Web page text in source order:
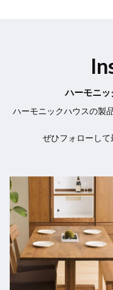
ハーモニ
ハーモニックハウスの製
ぜひフォローして